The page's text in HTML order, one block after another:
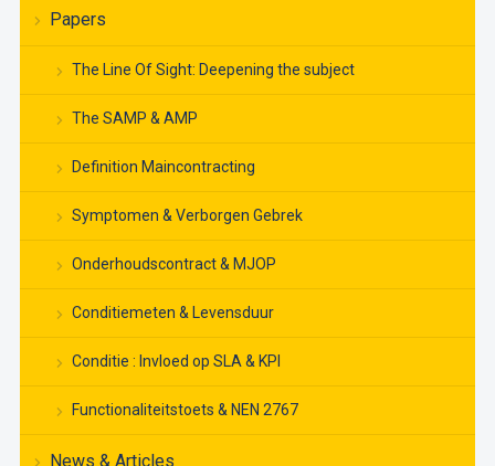
Papers
The Line Of Sight: Deepening the subject
The SAMP & AMP
Definition Maincontracting
Symptomen & Verborgen Gebrek
Onderhoudscontract & MJOP
Conditiemeten & Levensduur
Conditie : Invloed op SLA & KPI
Functionaliteitstoets & NEN 2767
News & Articles